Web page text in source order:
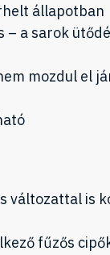
állapotban
a sarok
mozdul el
változattal is
fűzős